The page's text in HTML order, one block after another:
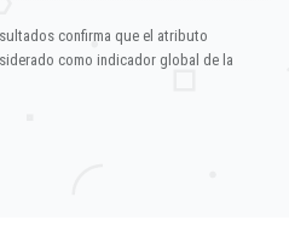
confirma que el atributo
como indicador global de la